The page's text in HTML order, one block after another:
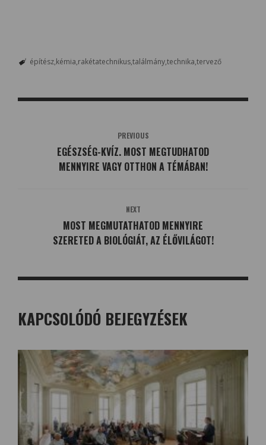
építész kémia rakétatechnikustalálmánytechnika tervező
PREVIOUS
EGÉSZSÉG-KVÍZ. MOST MEGTUDHATOD
MENNYIRE VAGY OTTHON A TÉMÁBAN!
NEXT
MOST MEGMUTATHATOD MENNYIRE
SZERETED A BIOLÓGIÁT, AZ ÉLŐVILÁGOT!
KAPCSOLÓDÓ BEJEGYZÉSEK